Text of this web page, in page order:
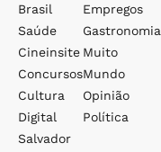
Brasil
Saúde
Cineinsite
Concursos
Cultura
Digital
Salvador
Empregos
Gastronomia
Muito
Mundo
Opinião
Política